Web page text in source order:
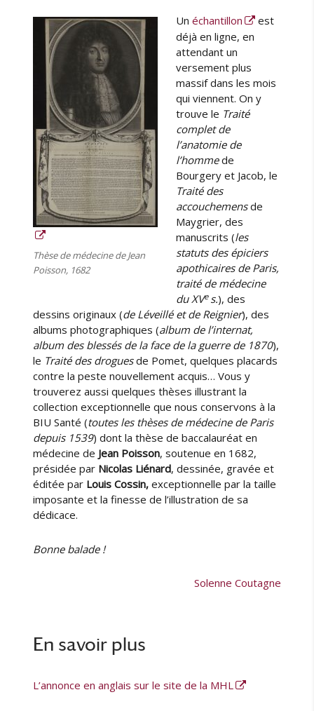
Thèse de médecine de Jean
Poisson, 1682
Unéchantillon
est
déjà en ligne, en
attendant un
versement plus
massif dans les mois
qui viennent. On y
trouve le Traité
complet de
l’anatomie de
l’hommede
Bourgery et Jacob, le
Traité des
accouchemensde
Maygrier, des
manuscrits (les
statuts des épiciers
apothicaires de Paris,
traité de médecine
du XVe s.), des
dessins originaux (de Léveillé et de Reignier), des
albums photographiques (album de l’internat,
album des blessés de la face de la guerre de 1870),
le Traité des droguesde Pomet, quelques placards
contre la peste nouvellement acquis… Vous y
trouverez aussi quelques thèses illustrant la
collection exceptionnelle que nous conservons à la
BIU Santé (toutes les thèses de médecine de Paris
depuis 1539) dont la thèse de baccalauréat en
médecine de Jean Poisson, soutenue en 1682,
présidée par Nicolas Liénard, dessinée, gravée et
éditée par Louis Cossin, exceptionnelle par la taille
imposante et la finesse de l’illustration de sa
dédicace.
Bonne balade !
Solenne Coutagne
En savoir plus
L’annonce en anglais sur le site de la MHL